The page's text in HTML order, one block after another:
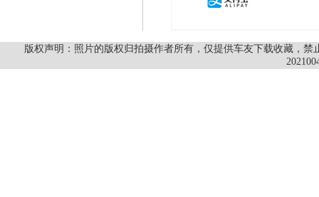
版权声明：照片的版权归拍摄作者所有，仅提供车友下载收藏，